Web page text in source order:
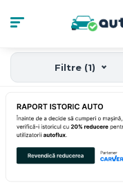
Filtre (1)